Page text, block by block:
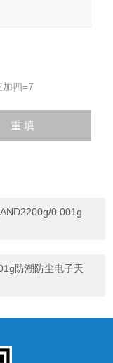
四=7
0.001g
防潮防尘电子天